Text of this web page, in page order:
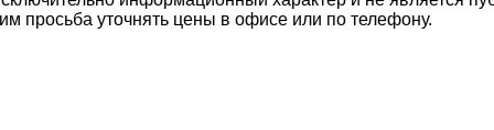
просьба уточнять цены в офисе или по телефону.